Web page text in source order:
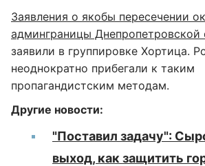
Заявления о якобы пересечении
админграницы Днепропетровской
заявили в группировке Хортица.
неоднократно прибегали к таким
пропагандистским методам.
Другие новости:
"Поставил задачу":
выход, как защитить